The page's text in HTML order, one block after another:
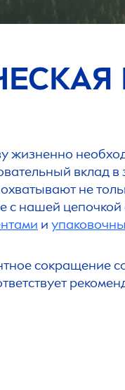
жизненно
вклад
не
нашей цепочкой
и
сокращение